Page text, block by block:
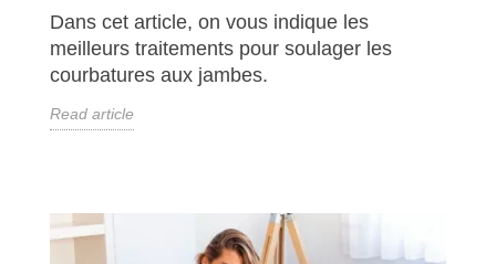
Dans cet article, on vous indique les
meilleurs traitements pour soulager les
courbatures aux jambes.
Read article